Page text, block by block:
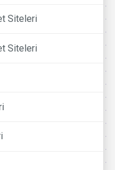
Siteleri
Siteleri